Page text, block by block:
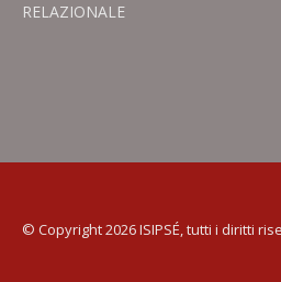
RELAZIONALE
© Copyright 2026 ISIPSÉ, tutti i diritti